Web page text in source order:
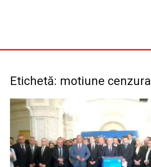
Etichetă: motiune cenzura